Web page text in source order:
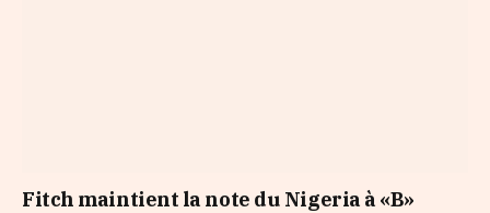
Fitch maintient la note du Nigeria à «B»